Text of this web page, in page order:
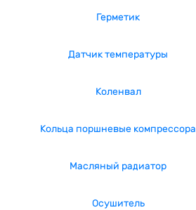
Герметик
Датчик температуры
Коленвал
Кольца поршневые компрессора
Масляный радиатор
Осушитель